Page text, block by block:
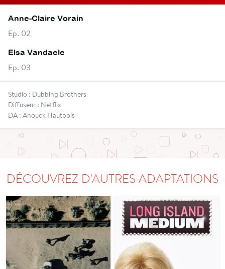
Anne-Claire Vorain
Ep. 02
Elsa Vandaele
Ep. 03
Studio : Dubbing Brothers
Diffuseur : Netflix
DA : Anouck Hautbois
DÉCOUVREZ D'AUTRES ADAPTATIONS